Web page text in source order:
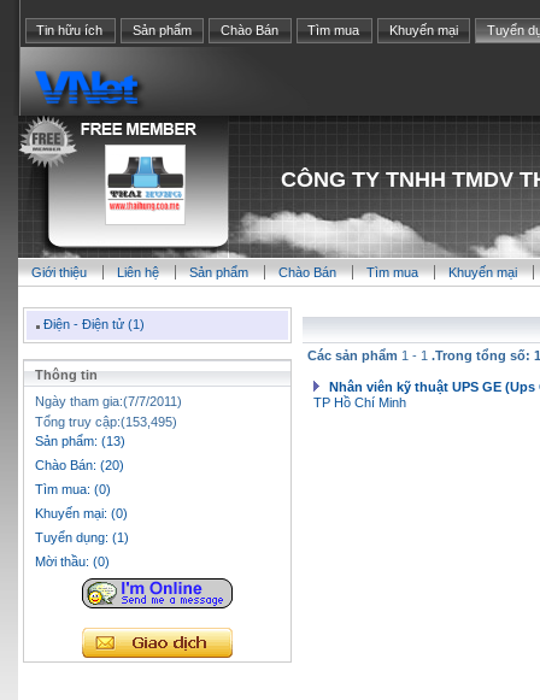
Tin hữu ích Sản phẩm Chào Bán Tìm mua Khuyến mại Tuyển
CÔNG TY TNHH TMDV
Giới thiệu Liên hệ Sản phẩm Chào Bán Tìm mua Khuyến mại
Điện - Điện tử (1)
Thông tin
Ngày tham gia:(7/7/2011)
Tổng truy cập:(153,495)
Sản phẩm: (13)
Chào Bán: (20)
Tìm mua: (0)
Khuyến mại: (0)
Tuyển dụng: (1)
Mời thầu: (0)
Các sản phẩm 1 - 1 .Trong tổng số: 1
Nhân viên kỹ thuật UPS GE
TP Hồ Chí Minh